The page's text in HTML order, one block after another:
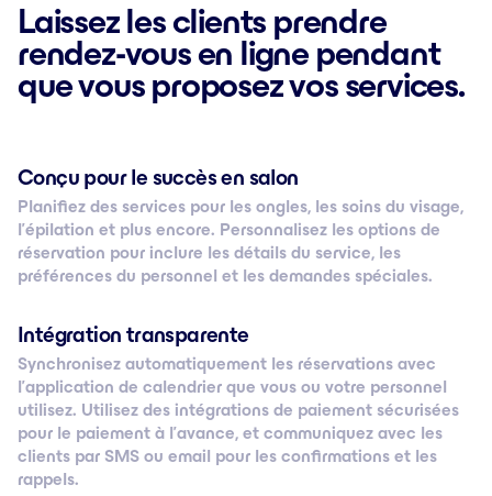
Laissez les clients prendre
rendez-vous en ligne pendant
que vous proposez vos services.
Conçu pour le succès en salon
Planifiez des services pour les ongles, les soins du visage,
l’épilation et plus encore. Personnalisez les options de
réservation pour inclure les détails du service, les
préférences du personnel et les demandes spéciales.
Intégration transparente
Synchronisez automatiquement les réservations avec
l’application de calendrier que vous ou votre personnel
utilisez. Utilisez des intégrations de paiement sécurisées
pour le paiement à l’avance, et communiquez avec les
clients par SMS ou email pour les confirmations et les
rappels.